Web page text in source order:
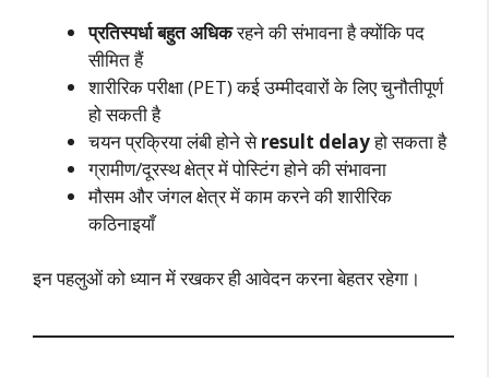
प्रतिस्पर्धा बहुत अधिकरहने की संभावना है क्योंकि पद
सीमित हैं
शारीरिक परीक्षा (PET) कई उम्मीदवारों के लिए चुनौतीपूर्ण
हो सकती है
चयन प्रक्रिया लंबी होने सेresult delayहो सकता है
ग्रामीण/दूरस्थ क्षेत्र में पोस्टिंग होने की संभावना
मौसम और जंगल क्षेत्र में काम करने की शारीरिक
कठिनाइयाँ
इन पहलुओं को ध्यान में रखकर ही आवेदन करना बेहतर रहेगा।